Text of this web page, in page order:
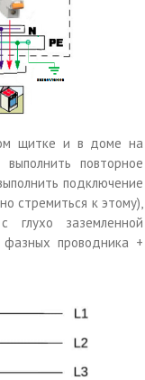
щитке и в доме на
повторное
подключение
стремиться к этому),
заземленной
проводника +